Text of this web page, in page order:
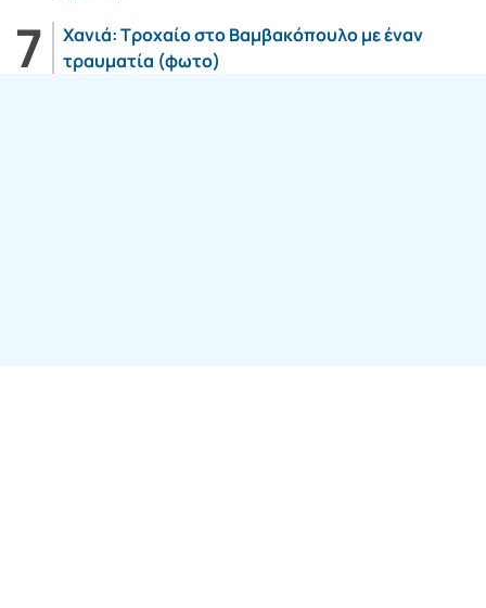
Χανιά: Τροχαίο στο Βαμβακόπουλο με έναν
τραυματία (φωτο)